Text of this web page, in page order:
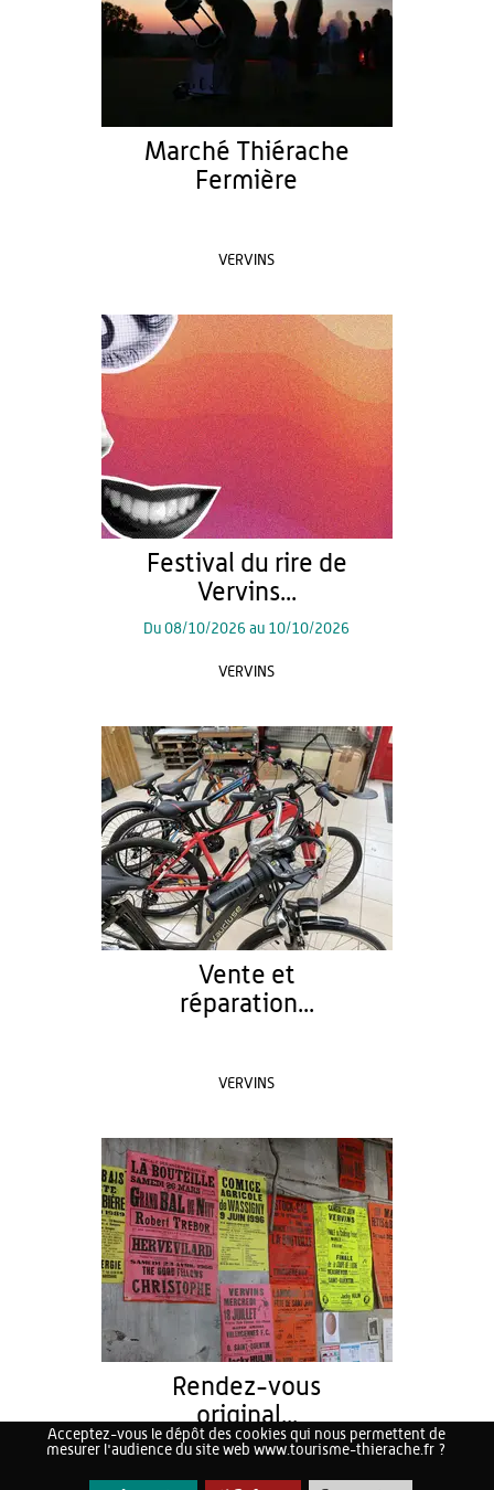
Marché Thiérache
Fermière
VERVINS
Festival du rire de
Vervins...
Du08/10/2026 au 10/10/2026
VERVINS
Vente et
réparation...
VERVINS
Rendez-vous
original...
22/08/2026
Acceptez-vous le dépôt des cookies qui nous permettent de
mesurer l'audience du site web www.tourisme-thierache.fr ?